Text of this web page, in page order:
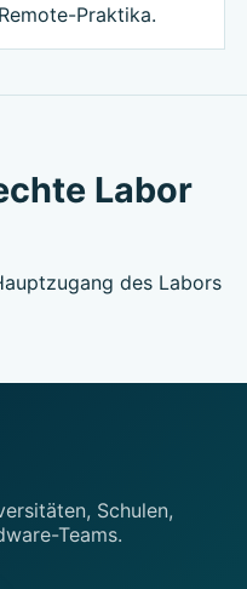
Praktika.
Labor
des Labors
Schulen,
Teams.